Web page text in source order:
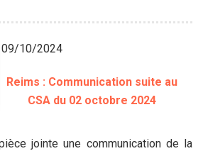
09/10/2024
Reims : Communication suite au
CSA du 02 octobre 2024
jointe une communication de la